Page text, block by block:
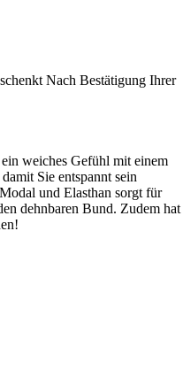
Nach Bestätigung Ihrer
weiches Gefühl mit einem
Sie entspannt sein
und Elasthan sorgt für
dehnbaren Bund. Zudem hat